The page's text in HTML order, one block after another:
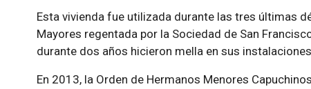
Esta vivienda fue utilizada durante las tres últimas
Mayores regentada por la Sociedad de San
durante dos años hicieron mella en sus
En 2013, la Orden de Hermanos Menores